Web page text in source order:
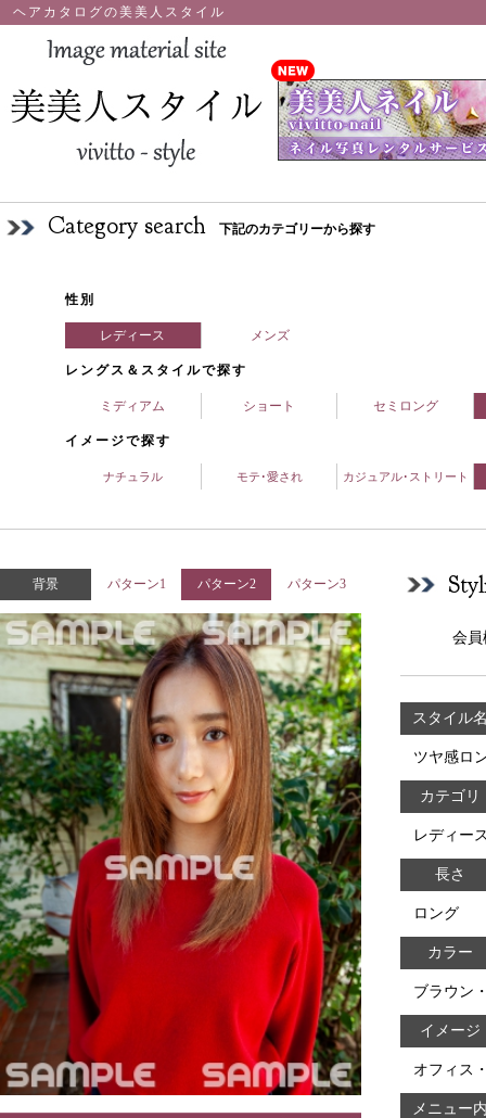
ヘアカタログの美美人スタイル
Category search 下記のカテゴリーから探す
性別
レディース メンズ
レングス＆スタイルで探す
ミディアム ショート セミロング
イメージで探す
ナチュラル モテ･愛され カジュアル･ストリート
背景 パターン1 パターン2 パターン3
会員
スタイル
ツヤ感ロ
カテゴリ
レディー
長さ
ロング
カラー
ブラウン
イメージ
オフィス
メニュー